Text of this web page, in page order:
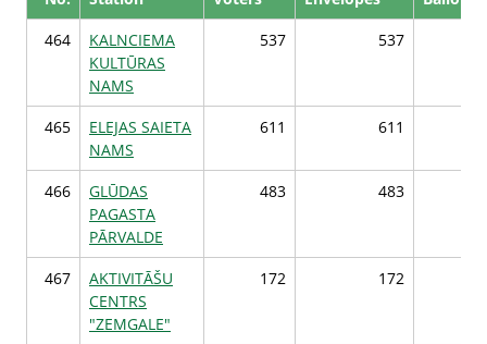
464
KALNCIEMA
KULTŪRAS
NAMS
537 537
465
ELEJAS SAIETA
NAMS
611 611
466
GLŪDAS
PAGASTA
PĀRVALDE
483 483
467
AKTIVITĀŠU
CENTRS
"ZEMGALE"
172 172